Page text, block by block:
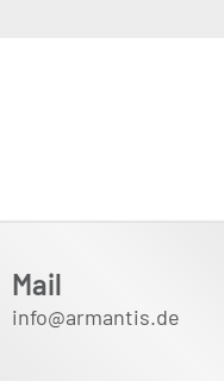
Mail
info@armantis.de